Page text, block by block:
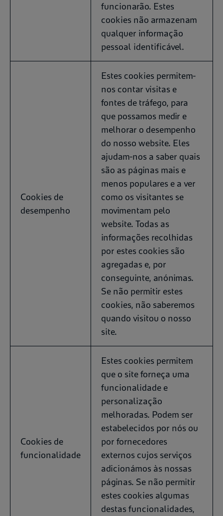
funcionarão. Estes
cookies não armazenam
qualquer informação
pessoal identificável.
Cookies de
desempenho
Estes cookies permitem-
nos contar visitas e
fontes de tráfego, para
que possamos medir e
melhorar o desempenho
do nosso website. Eles
ajudam-nos a saber quais
são as páginas mais e
menos populares e a ver
como os visitantes se
movimentam pelo
website. Todas as
informações recolhidas
por estes cookies são
agregadas e, por
conseguinte, anónimas.
Se não permitir estes
cookies, não saberemos
quando visitou o nosso
site.
Cookies de
funcionalidade
Estes cookies permitem
que o site forneça uma
funcionalidade e
personalização
melhoradas. Podem ser
estabelecidos por nós ou
por fornecedores
externos cujos serviços
adicionámos às nossas
páginas. Se não permitir
estes cookies algumas
destas funcionalidades,